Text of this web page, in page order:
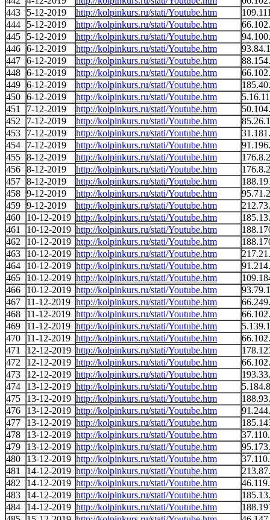
443
5-12-2019 http://kolpinkurs.ru/stati/Youtube.htm
444
5-12-2019 http://kolpinkurs.ru/stati/Youtube.htm
445
5-12-2019 http://kolpinkurs.ru/stati/Youtube.htm
446 6-12-2019 http://kolpinkurs.ru/stati/Youtube.htm
447 6-12-2019 http://kolpinkurs.ru/stati/Youtube.htm
448 6-12-2019 http://kolpinkurs.ru/stati/Youtube.htm
449 6-12-2019 http://kolpinkurs.ru/stati/Youtube.htm
450 6-12-2019 http://kolpinkurs.ru/stati/Youtube.htm
451
7-12-2019 http://kolpinkurs.ru/stati/Youtube.htm
452
7-12-2019 http://kolpinkurs.ru/stati/Youtube.htm
453
7-12-2019 http://kolpinkurs.ru/stati/Youtube.htm
454
7-12-2019 http://kolpinkurs.ru/stati/Youtube.htm
455 8-12-2019 http://kolpinkurs.ru/stati/Youtube.htm
456 8-12-2019 http://kolpinkurs.ru/stati/Youtube.htm
457 8-12-2019 http://kolpinkurs.ru/stati/Youtube.htm
458 9-12-2019 http://kolpinkurs.ru/stati/Youtube.htm
459 9-12-2019 http://kolpinkurs.ru/stati/Youtube.htm
460
10-12-2019 http://kolpinkurs.ru/stati/Youtube.htm
461
10-12-2019 http://kolpinkurs.ru/stati/Youtube.htm
462
10-12-2019 http://kolpinkurs.ru/stati/Youtube.htm
463
10-12-2019 http://kolpinkurs.ru/stati/Youtube.htm
464
10-12-2019 http://kolpinkurs.ru/stati/Youtube.htm
465
10-12-2019 http://kolpinkurs.ru/stati/Youtube.htm
466
10-12-2019 http://kolpinkurs.ru/stati/Youtube.htm
467
11-12-2019 http://kolpinkurs.ru/stati/Youtube.htm
468
11-12-2019 http://kolpinkurs.ru/stati/Youtube.htm
469
11-12-2019 http://kolpinkurs.ru/stati/Youtube.htm
470
11-12-2019 http://kolpinkurs.ru/stati/Youtube.htm
471
12-12-2019 http://kolpinkurs.ru/stati/Youtube.htm
472
12-12-2019 http://kolpinkurs.ru/stati/Youtube.htm
473
12-12-2019 http://kolpinkurs.ru/stati/Youtube.htm
474
13-12-2019 http://kolpinkurs.ru/stati/Youtube.htm
475
13-12-2019 http://kolpinkurs.ru/stati/Youtube.htm
476
13-12-2019 http://kolpinkurs.ru/stati/Youtube.htm
477
13-12-2019 http://kolpinkurs.ru/stati/Youtube.htm
478
13-12-2019 http://kolpinkurs.ru/stati/Youtube.htm
479
13-12-2019 http://kolpinkurs.ru/stati/Youtube.htm
480
13-12-2019 http://kolpinkurs.ru/stati/Youtube.htm
481
14-12-2019 http://kolpinkurs.ru/stati/Youtube.htm
482
14-12-2019 http://kolpinkurs.ru/stati/Youtube.htm
483
14-12-2019 http://kolpinkurs.ru/stati/Youtube.htm
484
14-12-2019 http://kolpinkurs.ru/stati/Youtube.htm